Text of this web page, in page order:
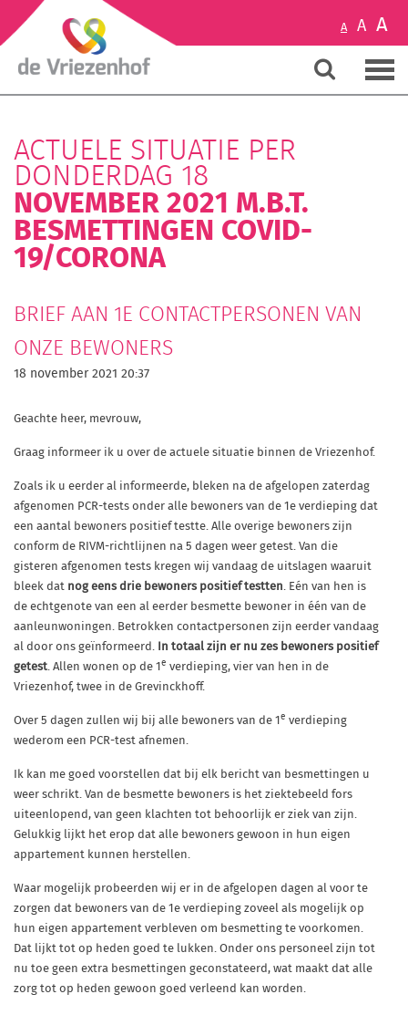
A A A
ACTUELE SITUATIE PER
DONDERDAG 18
NOVEMBER 2021 M.B.T.
BESMETTINGEN COVID-
19/CORONA
BRIEF AAN 1E CONTACTPERSONEN VAN
ONZE BEWONERS
18 november 2021 20:37
Geachte heer, mevrouw,
Graag informeer ik u over de actuele situatie binnen de Vriezenhof.
Zoals ik u eerder al informeerde, bleken na de afgelopen zaterdag
afgenomen PCR-tests onder alle bewoners van de 1e verdieping dat
een aantal bewoners positief testte. Alle overige bewoners zijn
conform de RIVM-richtlijnen na 5 dagen weer getest. Van die
gisteren afgenomen tests kregen wij vandaag de uitslagen waaruit
bleek dat nog eens drie bewoners positief testten. Eén van hen is
de echtgenote van een al eerder besmette bewoner in één van de
aanleunwoningen. Betrokken contactpersonen zijn eerder vandaag
al door ons geïnformeerd. In totaal zijn er nu zes bewoners positief
getest. Allen wonen op de 1e verdieping, vier van hen in de
Vriezenhof, twee in de Grevinckhoff.
Over 5 dagen zullen wij bij alle bewoners van de 1e verdieping
wederom een PCR-test afnemen.
Ik kan me goed voorstellen dat bij elk bericht van besmettingen u
weer schrikt. Van de besmette bewoners is het ziektebeeld fors
uiteenlopend, van geen klachten tot behoorlijk er ziek van zijn.
Gelukkig lijkt het erop dat alle bewoners gewoon in hun eigen
appartement kunnen herstellen.
Waar mogelijk probeerden wij er in de afgelopen dagen al voor te
zorgen dat bewoners van de 1e verdieping zoveel als mogelijk op
hun eigen appartement verbleven om besmetting te voorkomen.
Dat lijkt tot op heden goed te lukken. Onder ons personeel zijn tot
nu toe geen extra besmettingen geconstateerd, wat maakt dat alle
zorg tot op heden gewoon goed verleend kan worden.